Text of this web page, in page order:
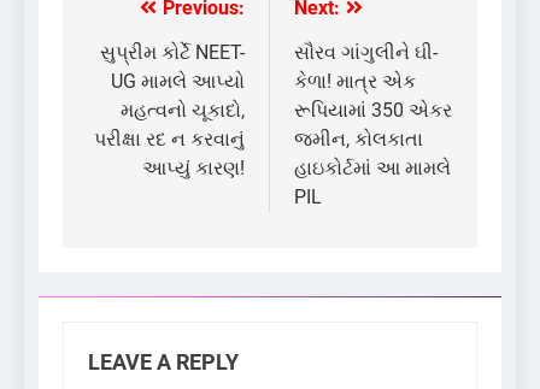
Post
navigation
Previous:
સુપ્રીમ કોર્ટે NEET-
UG મામલે આપ્યો
મહત્વનો ચૂકાદો,
પરીક્ષા રદ ન કરવાનું
આપ્યું કારણ!
Next:
સૌરવ ગાંગુલીને ઘી-
કેળા! માત્ર એક
રૂપિયામાં 350 એકર
જમીન, કોલકાતા
હાઇકોર્ટમાં આ મામલે
PIL
LEAVE A REPLY